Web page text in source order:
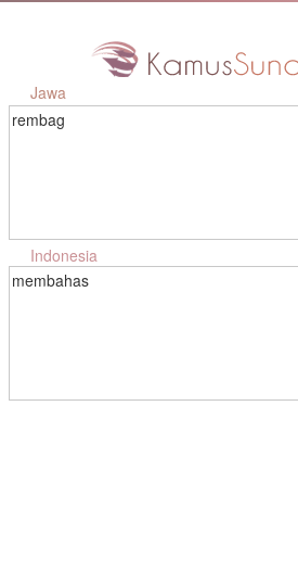
Jawa
rembag
Indonesia
membahas